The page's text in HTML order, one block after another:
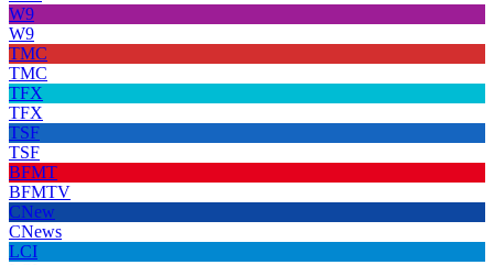
W9
W9
TMC
TMC
TFX
TFX
TSF
TSF
BFMT
BFMTV
CNew
CNews
LCI